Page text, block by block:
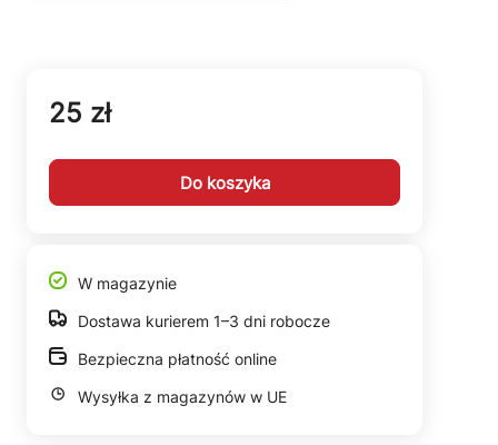
25 zł
Do koszyka
W magazynie
Dostawa kurierem 1–3 dni robocze
Bezpieczna płatność online
Wysyłka z magazynów w UE